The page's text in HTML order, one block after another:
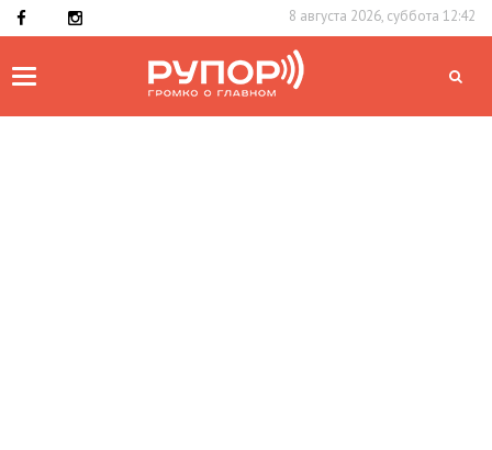
8 августа 2026, суббота 12:42
Toggle